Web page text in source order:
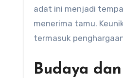
adat ini menjadi
menerima tamu.
termasuk penghargaan
Budaya